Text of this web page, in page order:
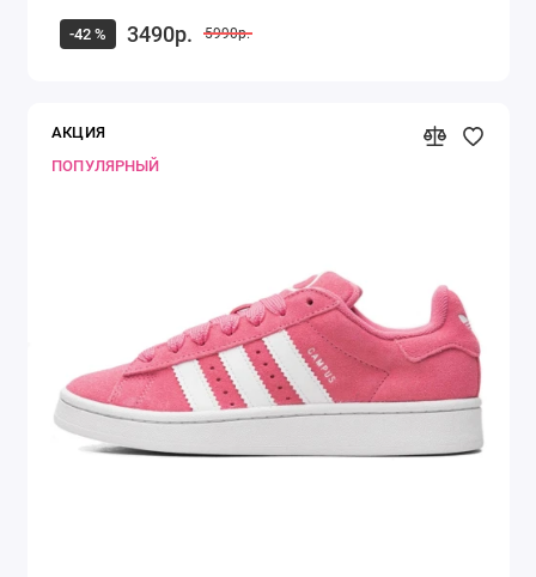
-42 % 3490р. 5990р.
АКЦИЯ
ПОПУЛЯРНЫЙ